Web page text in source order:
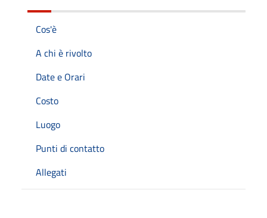
Cos'è
A chi è rivolto
Date e Orari
Costo
Luogo
Punti di contatto
Allegati